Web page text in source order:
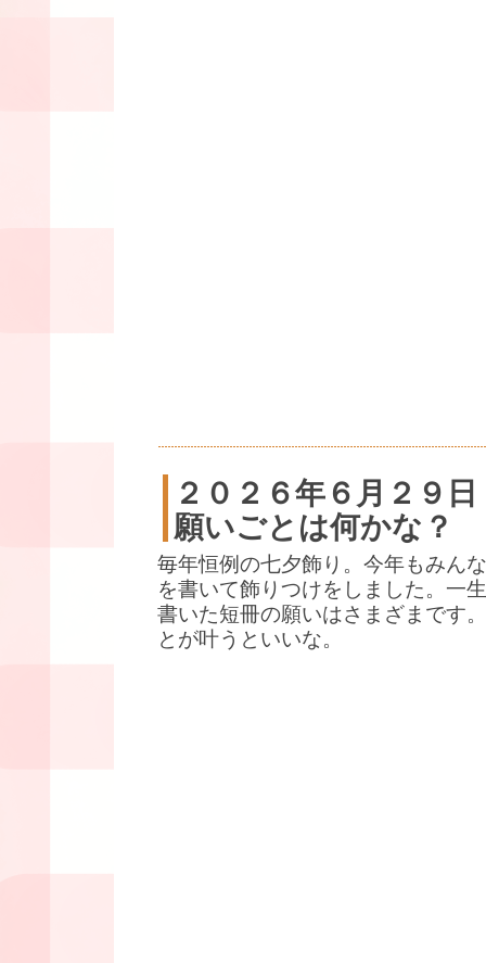
２０２６年６月２９日
願いごとは何かな？
毎年恒例の七夕飾り。今年もみん
を書いて飾りつけをしました。一
書いた短冊の願いはさまざまです
とが叶うといいな。